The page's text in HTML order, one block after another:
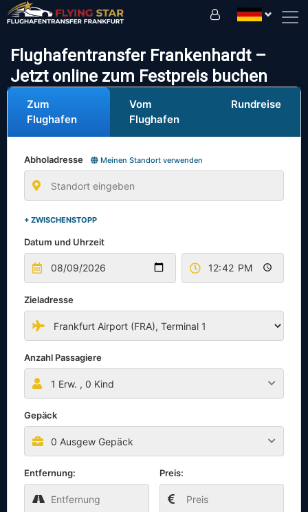
Flughafentransfer Frankenhardt –
Jetzt online zum Festpreis buchen
Zum
Flughafen
Vom
Flughafen
Rundreise
Abholadresse Meinen Standort verwenden
+ ZWISCHENSTOPP
Datum und Uhrzeit
Zieladresse
Anzahl Passagiere
1 Erw. , 0 Kind
Gepäck
0 Ausgew Gepäck
Entfernung: Preis: